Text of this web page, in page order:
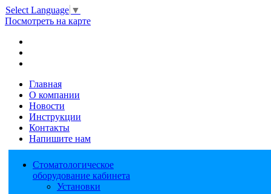
Select Language ▼
Посмотреть на карте
Главная
О компании
Новости
Инструкции
Контакты
Напишите нам
Стоматологическое
оборудование кабинета
Установки